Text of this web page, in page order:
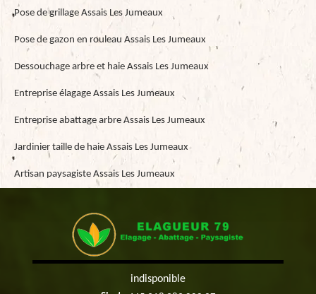
Pose de grillage Assais Les Jumeaux
Pose de gazon en rouleau Assais Les Jumeaux
Dessouchage arbre et haie Assais Les Jumeaux
Entreprise élagage Assais Les Jumeaux
Entreprise abattage arbre Assais Les Jumeaux
Jardinier taille de haie Assais Les Jumeaux
Artisan paysagiste Assais Les Jumeaux
indisponible